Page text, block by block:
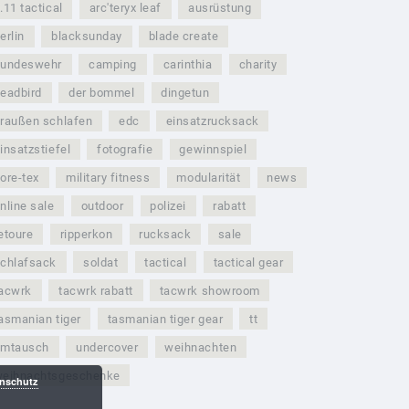
tactical arc'teryx leaf ausrüstung
blacksunday blade create
camping carinthia charity
der bommel dingetun
schlafen edc einsatzrucksack
fotografie gewinnspiel
tex military fitness modularität news
sale outdoor polizei rabatt
ripperkon rucksack sale
soldat tactical tactical gear
tacwrk rabatt tacwrk showroom
tiger tasmanian tiger gear tt
undercover weihnachten
weihnachtsgeschenke